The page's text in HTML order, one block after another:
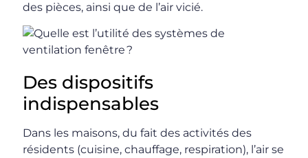
des pièces, ainsi que de l’air vicié.
Des dispositifs
indispensables
Dans les maisons, du fait des activités des
résidents (cuisine, chauffage, respiration), l’air se